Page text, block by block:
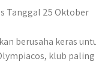
berusaha keras
klub paling